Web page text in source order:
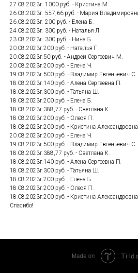
27.08.2023г. 1000 руб. - Кристина М.
26.08.2023г. 557,66 руб. - Мария
26.08.2023г. 200 руб. - Елена Б.
24.08.2023г. 300 руб. - Наталья Л.
23.08.2023г. 300 руб. - Нина Б.
20.08.2023г.200 руб. - Наталья Г.
20.08.2023г.50 руб. - Андрей Сергеевич М.
20.08.2023г.200 руб. - Елена Ч.
19.08.2023г.500 руб. - Владимир Евгеньевич С.
18.08.2023г.140 руб. - Алена Сергеевна П.
18.08.2023г.300 руб. - Татьяна Ш.
18.08.2023г.200 руб. - Елена Б.
18.08.2023г.388,77 руб. - Светлана К.
18.08.2023г.200 руб. - Олеся П.
18.08.2023г.200 руб. - Кристина
20.08.2023г.200 руб. - Елена Ч.
19.08.2023г.500 руб. - Владимир Евгеньевич С.
18.08.2023г.388,77 руб. - Светлана К.
18.08.2023г.140 руб. - Алена Сергеевна П.
18.08.2023г.300 руб. - Татьяна Ш.
18.08.2023г.200 руб. - Елена Б.
18.08.2023г.200 руб. - Олеся П.
18.08.2023г.200 руб. - Кристина
Спасибо!
Made on